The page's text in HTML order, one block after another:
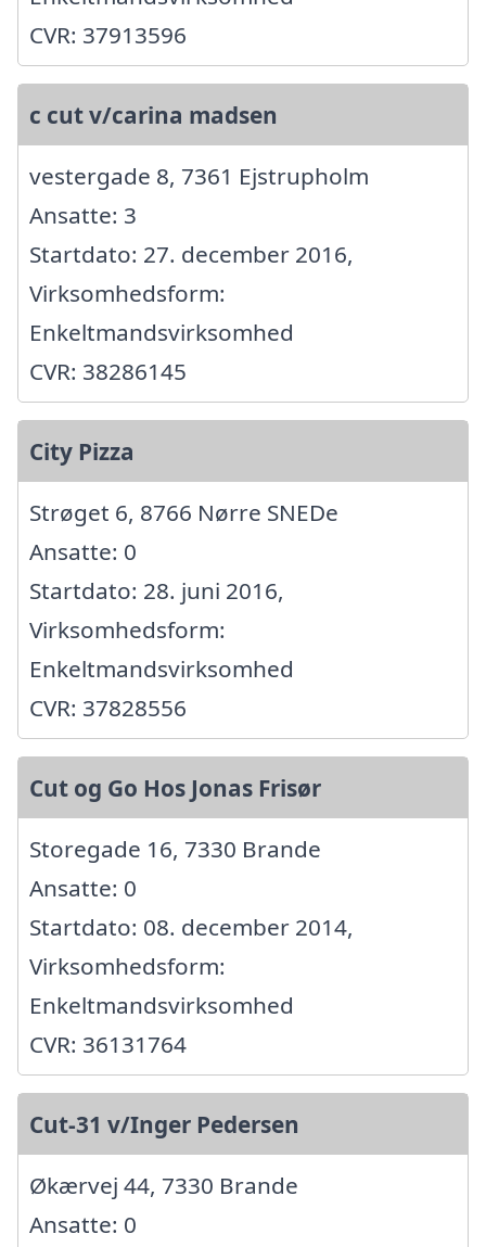
CVR: 37913596
c cut v/carina madsen
vestergade 8, 7361 Ejstrupholm
Ansatte: 3
Startdato: 27. december 2016,
Virksomhedsform:
Enkeltmandsvirksomhed
CVR: 38286145
City Pizza
Strøget 6, 8766 Nørre SNEDe
Ansatte: 0
Startdato: 28. juni 2016,
Virksomhedsform:
Enkeltmandsvirksomhed
CVR: 37828556
Cut og Go Hos Jonas Frisør
Storegade 16, 7330 Brande
Ansatte: 0
Startdato: 08. december 2014,
Virksomhedsform:
Enkeltmandsvirksomhed
CVR: 36131764
Cut-31 v/Inger Pedersen
Økærvej 44, 7330 Brande
Ansatte: 0